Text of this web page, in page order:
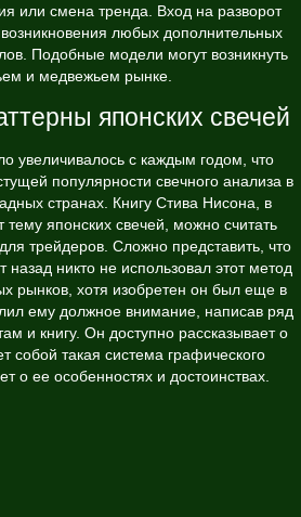
или смена тренда. Вход на разворот
любых дополнительных
Подобные модели могут возникнуть
и медвежьем рынке.
японских свечей
увеличивалось с каждым годом, что
популярности свечного анализа в
странах. Книгу Стива Нисона, в
тему японских свечей, можно считать
трейдеров. Сложно представить, что
назад никто не использовал этот метод
рынков, хотя изобретен он был еще в
ему должное внимание, написав ряд
и книгу. Он доступно рассказывает о
собой такая система графического
о ее особенностях и достоинствах.